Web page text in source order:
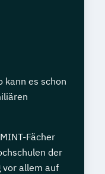
kann es schon
Fächer
der
vor allem auf